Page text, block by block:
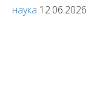
наука 12.06.2026